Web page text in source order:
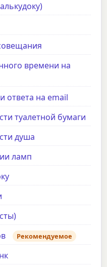
времени на
ответа на email
туалетной бумаги
душа
ламп
Рекомендуемое